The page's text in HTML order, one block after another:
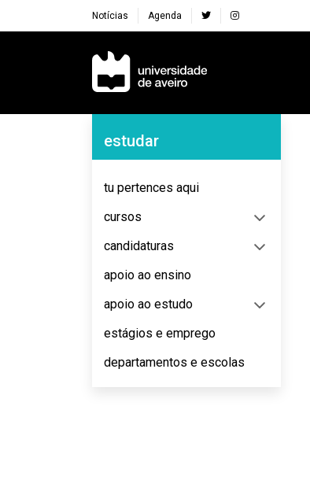
Notícias Agenda
Navegação Principal
Navegação Lateral
estudar
tu pertences aqui
cursos
candidaturas
apoio ao ensino
apoio ao estudo
estágios e emprego
departamentos e escolas